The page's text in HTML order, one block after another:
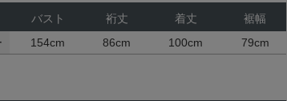
バスト 裄丈 着丈
裾幅
154cm 86cm 100cm 79cm